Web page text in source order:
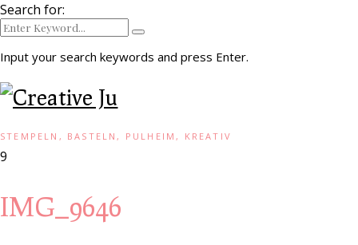
Search for:
Input your search keywords and press Enter.
STEMPELN, BASTELN, PULHEIM, KREATIV
9
IMG_9646